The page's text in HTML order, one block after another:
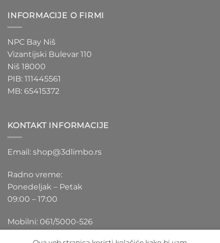
INFORMACIJE O FIRMI
NPC Bay Niš
Vizantijski Bulevar 110
Niš 18000
PIB: 111445561
MB: 65415372
KONTAKT INFORMACIJE
Email: shop@3dlimbo.rs
Radno vreme:
Ponedeljak – Petak
09:00 – 17:00
Mobilni: 061/5000-526